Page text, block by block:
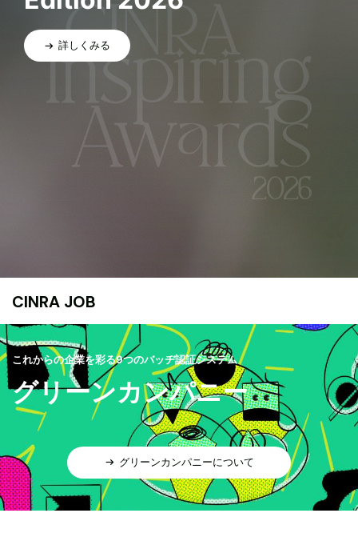
詳しくみる
CINRA JOB
これからの企業を彩る9つのバッヂ認証システム
グリーンカンパニー
グリーンカンパニーについて